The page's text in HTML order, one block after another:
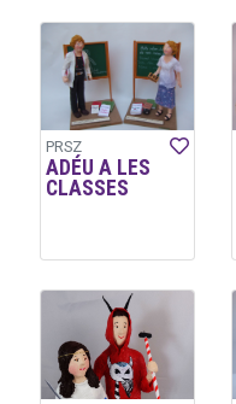
PRSZ
ADÉU A LES
CLASSES